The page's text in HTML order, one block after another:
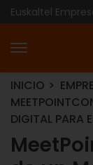
Euskaltel
INICIO
DIGITAL PARA